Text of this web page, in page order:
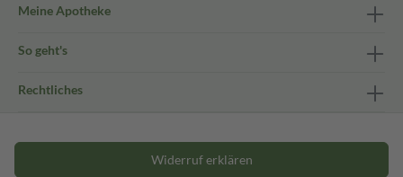
Meine Apotheke
So geht's
Rechtliches
Widerruf erklären